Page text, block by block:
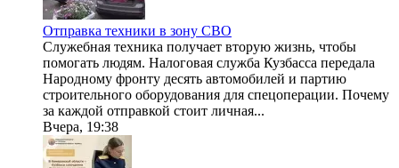
Отправка техники в зону СВО
Служебная техника получает вторую жизнь, чтобы
помогать людям. Налоговая служба Кузбасса передала
Народному фронту десять автомобилей и партию
строительного оборудования для спецоперации. Почему
за каждой отправкой стоит личная...
Вчера, 19:38